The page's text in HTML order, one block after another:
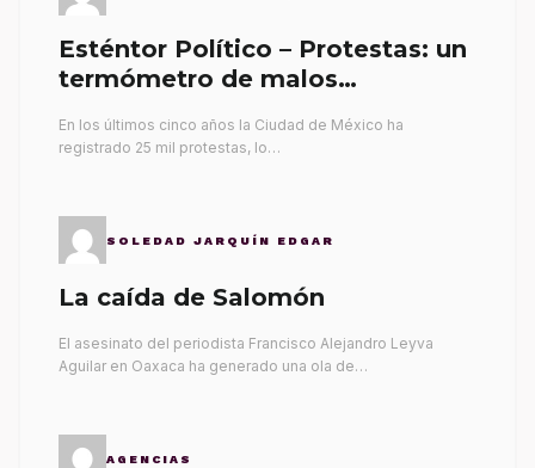
Esténtor Político – Protestas: un
termómetro de malos
En los últimos cinco años la Ciudad de México ha
registrado 25 mil protestas, lo…
SOLEDAD JARQUÍN EDGAR
La caída de Salomón
El asesinato del periodista Francisco Alejandro Leyva
Aguilar en Oaxaca ha generado una ola de…
AGENCIAS